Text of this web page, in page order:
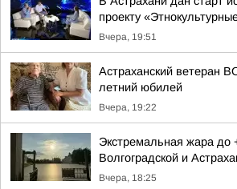
проекту
Вчера, 19:51
Астраханский ветеран
летний юбилей
Вчера, 19:22
Экстремальная жара до
Волгоградской и
Вчера, 18:25